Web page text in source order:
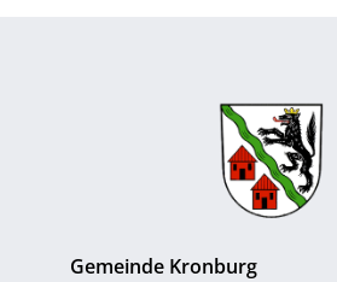
Gemeinde Kronburg